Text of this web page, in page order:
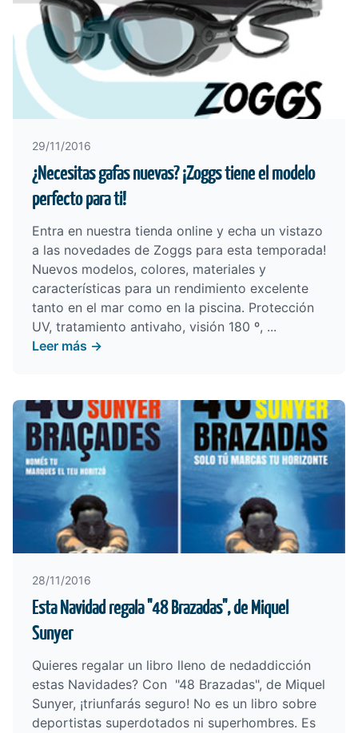
29/11/2016
¿Necesitas gafas nuevas? ¡Zoggs tiene el modelo
perfecto para ti!
Entra en nuestra tienda online y echa un vistazo
a las novedades de Zoggs para esta temporada!
Nuevos modelos, colores, materiales y
características para un rendimiento excelente
tanto en el mar como en la piscina. Protección
UV, tratamiento antivaho, visión 180 º, ...
Leer más →
28/11/2016
Esta Navidad regala "48 Brazadas", de Miquel
Sunyer
Quieres regalar un libro lleno de nedaddicción
estas Navidades? Con "48 Brazadas", de Miquel
Sunyer, ¡triunfarás seguro! No es un libro sobre
deportistas superdotados ni superhombres. Es